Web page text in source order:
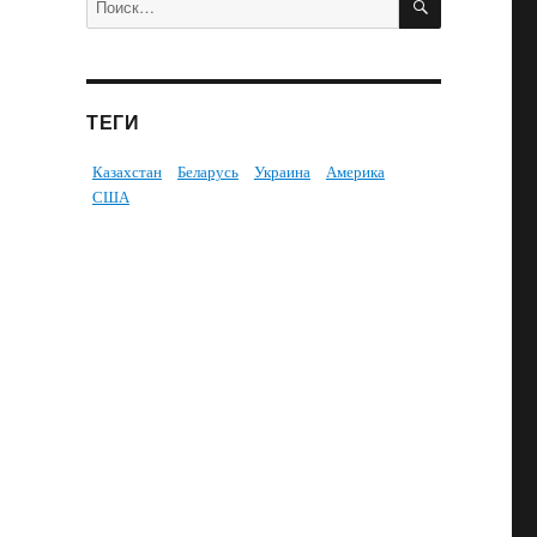
ТЕГИ
Казахстан Беларусь Украина
Америка
США